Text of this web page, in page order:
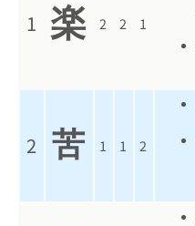
1 楽 2 2 1
2 苦 1 1 2